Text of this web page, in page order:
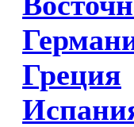
Греция